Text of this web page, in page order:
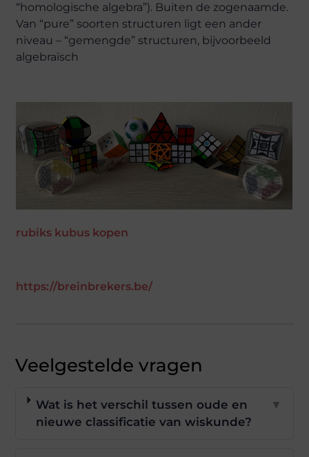
“homologische algebra”). Buiten de zogenaamde.
Van “pure” soorten structuren ligt een ander
niveau – “gemengde” structuren, bijvoorbeeld
algebraïsch
rubiks kubus kopen
https://breinbrekers.be/
Veelgestelde vragen
Wat is het verschil tussen oude en
nieuwe classificatie van wiskunde?
▼